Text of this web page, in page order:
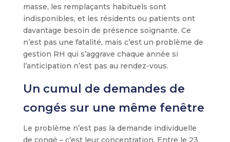
masse, les remplaçants habituels sont
indisponibles, et les résidents ou patients ont
davantage besoin de présence soignante. Ce
n’est pas une fatalité, mais c’est un problème de
gestion RH qui s’aggrave chaque année si
l’anticipation n’est pas au rendez-vous.
Un cumul de demandes de
congés sur une même fenêtre
Le problème n’est pas la demande individuelle
de congé – c’est leur concentration. Entre le 23